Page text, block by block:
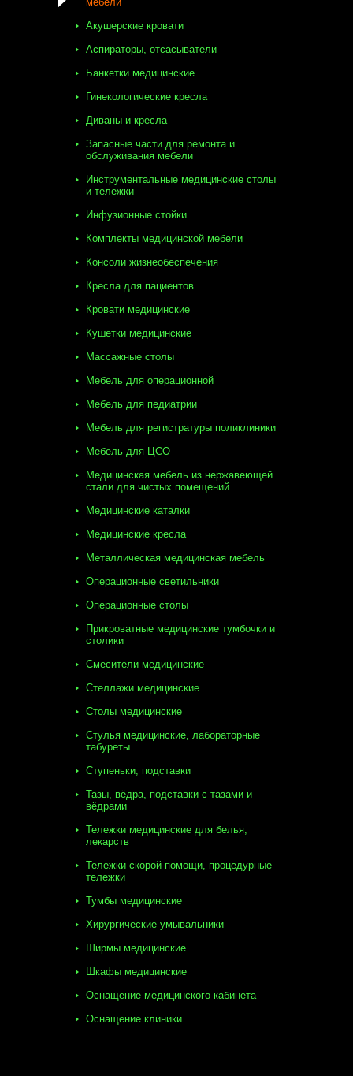
Акушерские кровати
Аспираторы, отсасыватели
Банкетки медицинские
Гинекологические кресла
Диваны и кресла
Запасные части для ремонта и
обслуживания мебели
Инструментальные медицинские столы
и тележки
Инфузионные стойки
Комплекты медицинской мебели
Консоли жизнеобеспечения
Кресла для пациентов
Кровати медицинские
Кушетки медицинские
Массажные столы
Мебель для операционной
Мебель для педиатрии
Мебель для регистратуры поликлиники
Мебель для ЦСО
Медицинская мебель из нержавеющей
стали для чистых помещений
Медицинские каталки
Медицинские кресла
Металлическая медицинская мебель
Операционные светильники
Операционные столы
Прикроватные медицинские тумбочки и
столики
Смесители медицинские
Стеллажи медицинские
Столы медицинские
Стулья медицинские, лабораторные
табуреты
Ступеньки, подставки
Тазы, вёдра, подставки с тазами и
вёдрами
Тележки медицинские для белья,
лекарств
Тележки скорой помощи, процедурные
тележки
Тумбы медицинские
Хирургические умывальники
Ширмы медицинские
Шкафы медицинские
Оснащение медицинского кабинета
Оснащение клиники